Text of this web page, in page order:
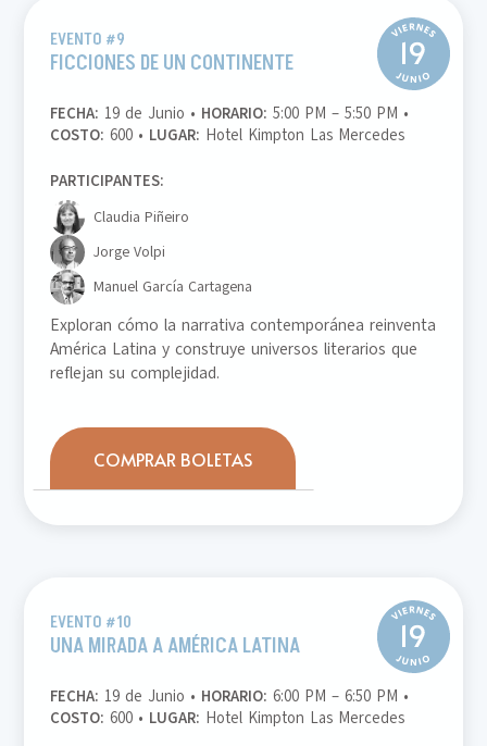
EVENTO #9
FICCIONES DE UN CONTINENTE
FECHA: 19 de Junio • HORARIO: 5:00 PM – 5:50 PM •
COSTO: 600 • LUGAR: Hotel Kimpton Las Mercedes
PARTICIPANTES:
Claudia Piñeiro
Jorge Volpi
Manuel García Cartagena
Exploran cómo la narrativa contemporánea reinventa
América Latina y construye universos literarios que
reflejan su complejidad.
COMPRAR BOLETAS
EVENTO #10
UNA MIRADA A AMÉRICA LATINA
FECHA: 19 de Junio • HORARIO: 6:00 PM – 6:50 PM •
COSTO: 600 • LUGAR: Hotel Kimpton Las Mercedes